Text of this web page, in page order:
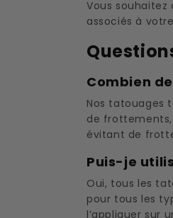
Vous
associés à
Combien
Nos tatouages
de frottements,
évitant de
Puis-je
Oui, tous les
pour tous les
l’appliquer sur